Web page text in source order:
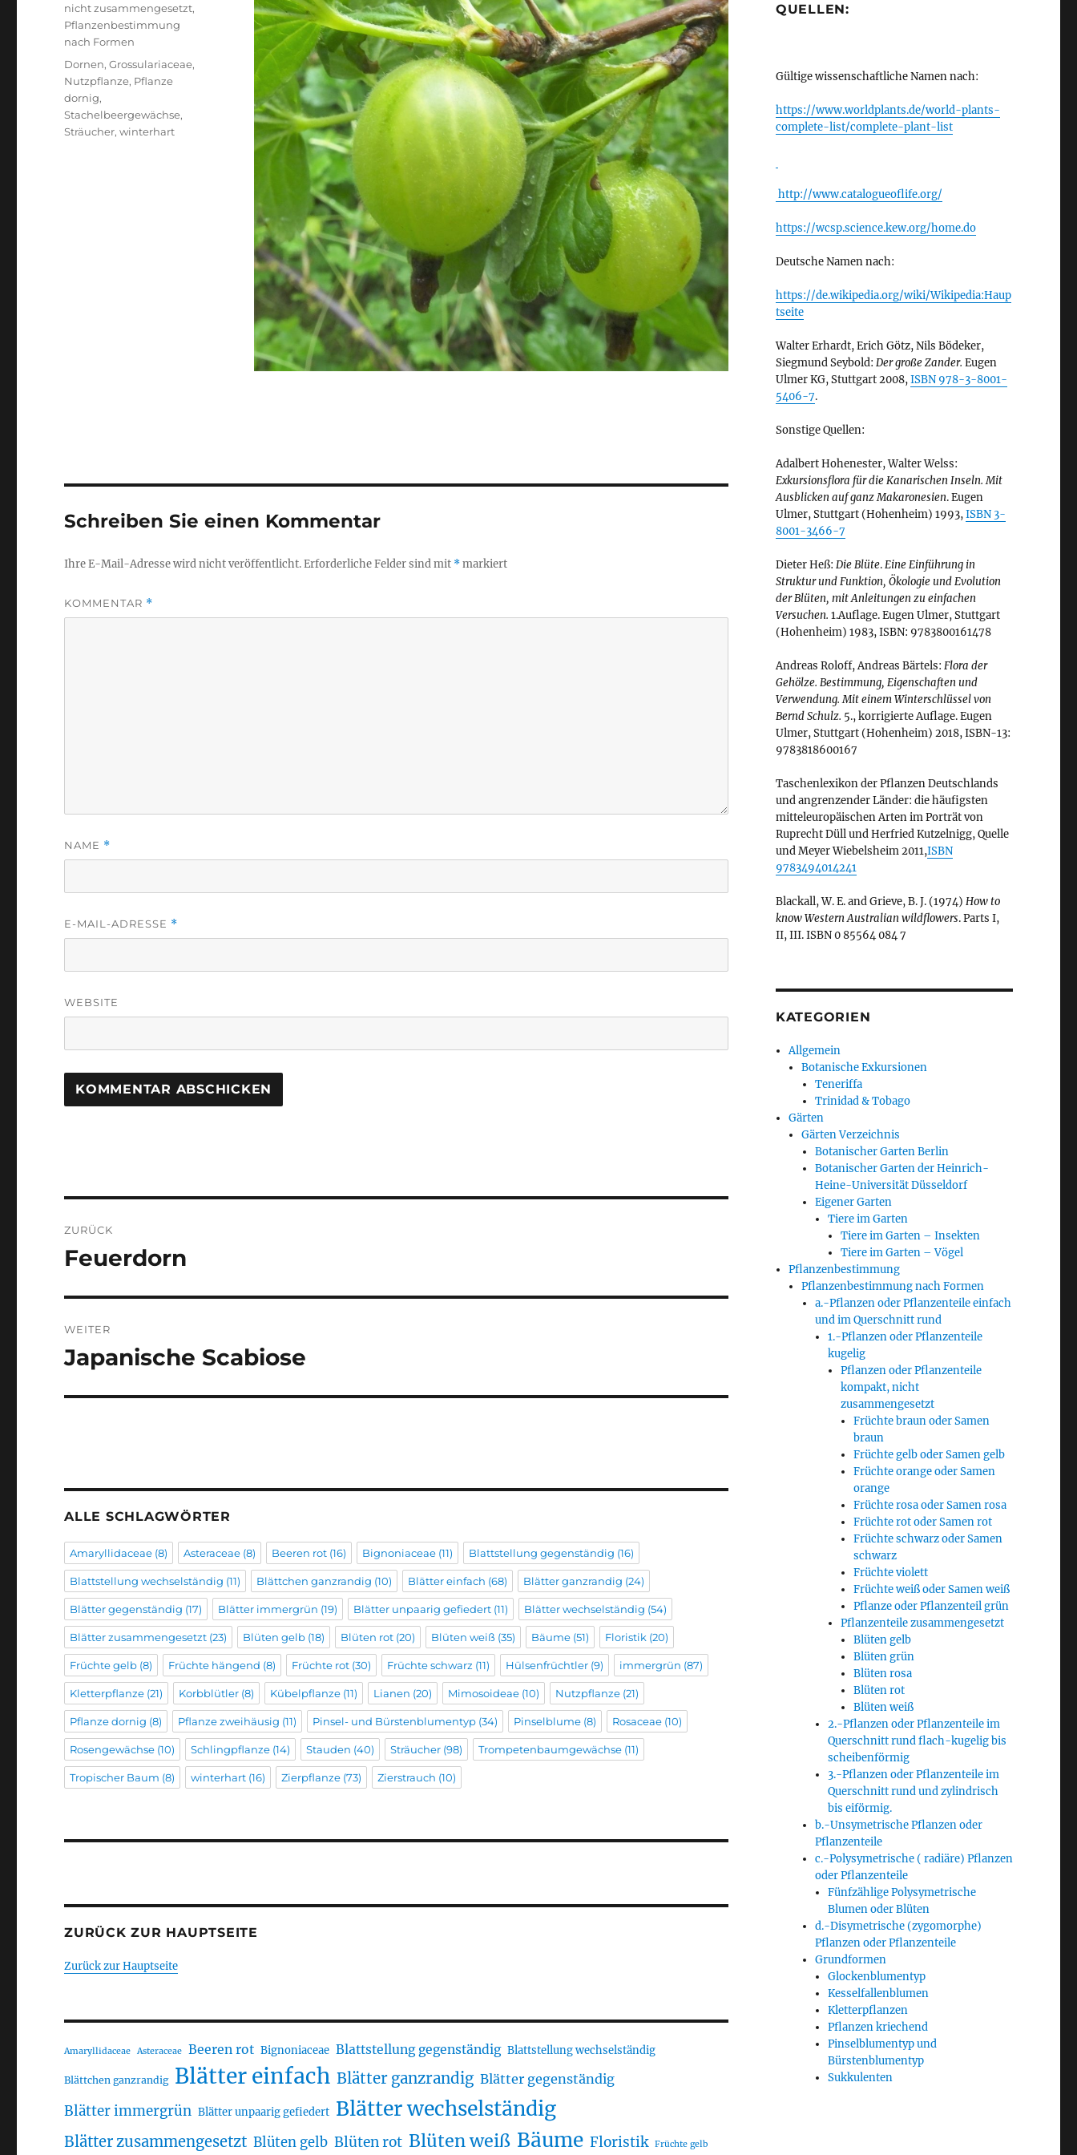
nicht zusammengesetzt,
Pflanzenbestimmung
nach Formen
Schlagwörter
Dornen,Grossulariaceae,
Nutzpflanze, Pflanze
dornig,
Stachelbeergewächse,
Sträucher,winterhart
Schreiben Sie einen Kommentar
Ihre E-Mail-Adresse wird nicht veröffentlicht.Erforderliche Felder sind mit *markiert
KOMMENTAR *
NAME *
E-MAIL-ADRESSE *
WEBSITE
ZURÜCK
Vorheriger
Feuerdorn
WEITER
Nächster
Japanische Scabiose
ALLE SCHLAGWÖRTER
Amaryllidaceae (8) Asteraceae (8) Beeren rot (16) Bignoniaceae (11) Blattstellung gegenständig (16)
Blattstellung wechselständig (11) Blättchen ganzrandig (10) Blätter einfach (68) Blätter ganzrandig (24)
Blätter gegenständig (17) Blätter immergrün (19) Blätter unpaarig gefiedert (11) Blätter wechselständig (54)
Blätter zusammengesetzt (23) Blüten gelb (18) Blüten rot (20) Blüten weiß (35) Bäume (51) Floristik (20)
Früchte gelb (8) Früchte hängend (8) Früchte rot (30) Früchte schwarz (11) Hülsenfrüchtler (9) immergrün (87)
Kletterpflanze (21) Korbblütler (8) Kübelpflanze (11) Lianen (20) Mimosoideae (10) Nutzpflanze (21)
Pflanze dornig (8) Pflanze zweihäusig (11) Pinsel- und Bürstenblumentyp (34) Pinselblume (8) Rosaceae (10)
Rosengewächse (10) Schlingpflanze (14) Stauden (40) Sträucher (98) Trompetenbaumgewächse (11)
Tropischer Baum (8) winterhart (16) Zierpflanze (73) Zierstrauch (10)
ZURÜCK ZUR HAUPTSEITE
Zurück zur Hauptseite
Amaryllidaceae Asteraceae Beeren rot Bignoniaceae Blattstellung gegenständig Blattstellung wechselständig
Blättchen ganzrandig Blätter einfach Blätter ganzrandig Blätter gegenständig
Blätter immergrün Blätter unpaarig gefiedert Blätter wechselständig
Blätter zusammengesetzt Blüten gelb Blüten rot Blüten weiß Bäume Floristik Früchte gelb
QUELLEN:
Gültige wissenschaftliche Namen nach:
https://www.worldplants.de/world-plants-
complete-list/complete-plant-list
http://www.catalogueoflife.org/
https://wcsp.science.kew.org/home.do
Deutsche Namen nach:
https://de.wikipedia.org/wiki/Wikipedia:Haup
tseite
Walter Erhardt, Erich Götz, Nils Bödeker,
Siegmund Seybold: Der große Zander. Eugen
Ulmer KG, Stuttgart 2008,ISBN 978-3-8001-
5406-7.
Sonstige Quellen:
Adalbert Hohenester, Walter Welss:
Exkursionsflora für die Kanarischen Inseln. Mit
Ausblicken auf ganz Makaronesien. Eugen
Ulmer, Stuttgart (Hohenheim) 1993,ISBN 3-
8001-3466-7
Dieter Heß: Die Blüte.Eine Einführung in
Struktur und Funktion, Ökologie und Evolution
der Blüten, mit Anleitungen zu einfachen
Versuchen. 1.Auflage. Eugen Ulmer, Stuttgart
(Hohenheim) 1983, ISBN: 9783800161478
Andreas Roloff, Andreas Bärtels: Flora der
Gehölze. Bestimmung, Eigenschaften und
Verwendung. Mit einem Winterschlüssel von
Bernd Schulz. 5., korrigierte Auflage. Eugen
Ulmer, Stuttgart (Hohenheim) 2018, ISBN-13:
9783818600167
Taschenlexikon der Pflanzen Deutschlands
und angrenzender Länder: die häufigsten
mitteleuropäischen Arten im Porträt von
Ruprecht Düll und Herfried Kutzelnigg, Quelle
und Meyer Wiebelsheim 2011,ISBN
9783494014241
Blackall, W. E. and Grieve, B. J. (1974) How to
know Western Australian wildflowers. Parts I,
II, III. ISBN 0 85564 084 7
KATEGORIEN
Allgemein
Botanische Exkursionen
Teneriffa
Trinidad & Tobago
Gärten
Gärten Verzeichnis
Botanischer Garten Berlin
Botanischer Garten der Heinrich-
Heine-Universität Düsseldorf
Eigener Garten
Tiere im Garten
Tiere im Garten – Insekten
Tiere im Garten – Vögel
Pflanzenbestimmung
Pflanzenbestimmung nach Formen
a.-Pflanzen oder Pflanzenteile einfach
und im Querschnitt rund
1.-Pflanzen oder Pflanzenteile
kugelig
Pflanzen oder Pflanzenteile
kompakt, nicht
zusammengesetzt
Früchte braun oder Samen
braun
Früchte gelb oder Samen gelb
Früchte orange oder Samen
orange
Früchte rosa oder Samen rosa
Früchte rot oder Samen rot
Früchte schwarz oder Samen
schwarz
Früchte violett
Früchte weiß oder Samen weiß
Pflanze oder Pflanzenteil grün
Pflanzenteile zusammengesetzt
Blüten gelb
Blüten grün
Blüten rosa
Blüten rot
Blüten weiß
2.-Pflanzen oder Pflanzenteile im
Querschnitt rund flach-kugelig bis
scheibenförmig
3.-Pflanzen oder Pflanzenteile im
Querschnitt rund und zylindrisch
bis eiförmig.
b.-Unsymetrische Pflanzen oder
Pflanzenteile
c.-Polysymetrische ( radiäre) Pflanzen
oder Pflanzenteile
Fünfzählige Polysymetrische
Blumen oder Blüten
d.-Disymetrische (zygomorphe)
Pflanzen oder Pflanzenteile
Grundformen
Glockenblumentyp
Kesselfallenblumen
Kletterpflanzen
Pflanzen kriechend
Pinselblumentyp und
Bürstenblumentyp
Sukkulenten